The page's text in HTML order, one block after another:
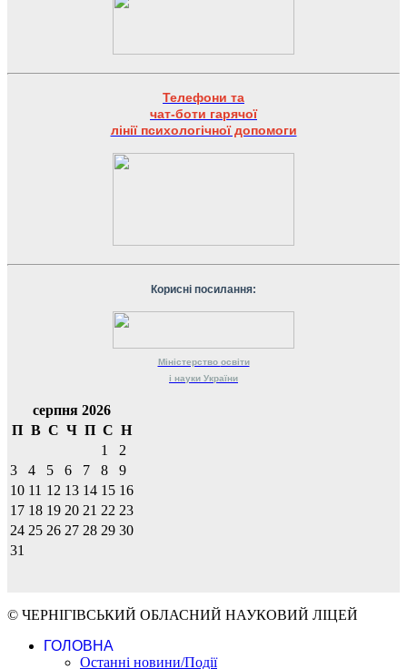
Телефони та
чат-боти гарячої
лінії психологічної допомоги
Корисні посилання:
Міністерство освіти
і науки України
серпня 2026
П В С Ч П С Н
1
2
3
4 5 6 7 8
9
10 11 12 13 14 15 16
17 18 19 20 21 22 23
24 25 26 27 28 29 30
31
© ЧЕРНІГІВСЬКИЙ ОБЛАСНИЙ НАУКОВИЙ ЛІЦЕЙ
ГОЛОВНА
Останні новини/Події